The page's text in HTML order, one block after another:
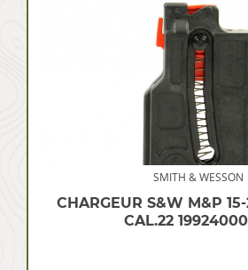
SMITH & WESSON
CHARGEUR S&W M&P
CAL.22